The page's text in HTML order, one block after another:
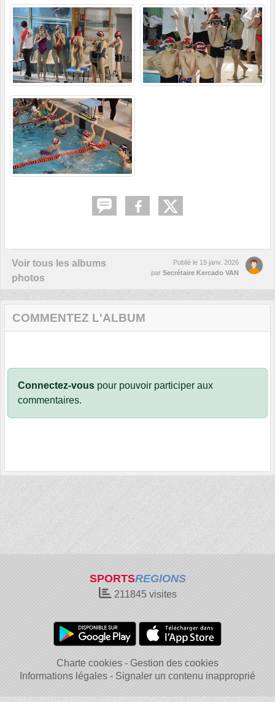
Voir tous les albums
photos
Publié le 19 janv. 2026
par Secrétaire Kercado VAN
COMMENTEZ L'ALBUM
Connectez-vous pour pouvoir participer aux
commentaires.
SPORTSREGIONS
211845 visites
Charte cookies
Gestion des cookies
Informations légales
Signaler un contenu inapproprié